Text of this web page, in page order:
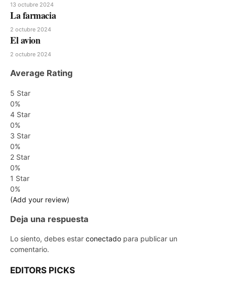
13 octubre 2024
La farmacia
2 octubre 2024
El avion
2 octubre 2024
Average Rating
5 Star
0%
4 Star
0%
3 Star
0%
2 Star
0%
1 Star
0%
(Add your review)
Deja una respuesta
Lo siento, debes estar conectado para publicar un
comentario.
EDITORS PICKS